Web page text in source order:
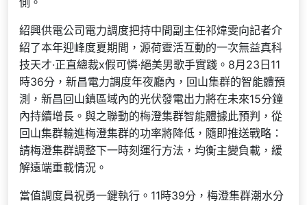
紹興供電公司電力調度把持中間副主任祁煒雯向記者介
紹了本年迎峰度夏期間，源荷靈活互動的一次無益真科
技天才·正直總裁x假可憐·絕美男歌手實踐。8月23日11
時36分，新昌電力調度年夜廳內，回山集群的智能體預
測，新昌回山鎮區域內的光伏發電出力將在未來15分鐘
內持續增長。與之聯動的梅澄集群智能體據此預判，從
回山集群輸進梅澄集群的功率將降低，隨即推送戰略：
請梅澄集群調整下一時刻運行方法，均衡主變負載，緩
解遠端重載情況。
當值調度員祝勇一鍵執行。11時39分，梅澄集群潮水分